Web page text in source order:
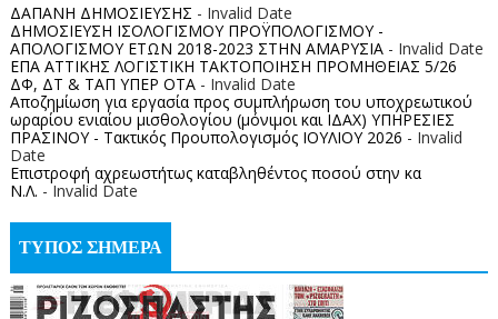
ΔΑΠΑΝΗ ΔΗΜΟΣΙΕΥΣΗΣ - Invalid Date
ΔΗΜΟΣΙΕΥΣΗ ΙΣΟΛΟΓΙΣΜΟΥ ΠΡΟΫΠΟΛΟΓΙΣΜΟΥ -
ΑΠΟΛΟΓΙΣΜΟΥ ΕΤΩΝ 2018-2023 ΣΤΗΝ ΑΜΑΡΥΣΙΑ- Invalid Date
ΕΠΑ ΑΤΤΙΚΗΣ ΛΟΓΙΣΤΙΚΗ ΤΑΚΤΟΠΟΙΗΣΗ ΠΡΟΜΗΘΕΙΑΣ 5/26
ΔΦ, ΔΤ & ΤΑΠ ΥΠΕΡ ΟΤΑ- Invalid Date
Αποζημίωση για εργασία προς συμπλήρωση του υποχρεωτικού
ωραρίου ενιαίου μισθολογίου (μόνιμοι και ΙΔΑΧ) ΥΠΗΡΕΣΙΕΣ
ΠΡΑΣΙΝΟΥ - Τακτικός Προυπολογισμός ΙΟΥΛΙΟΥ 2026 - Invalid
Date
Επιστροφή αχρεωστήτως καταβληθέντος ποσoύ στην κα
Ν.Λ. - Invalid Date
ΤΥΠΟΣ ΣΗΜΕΡΑ